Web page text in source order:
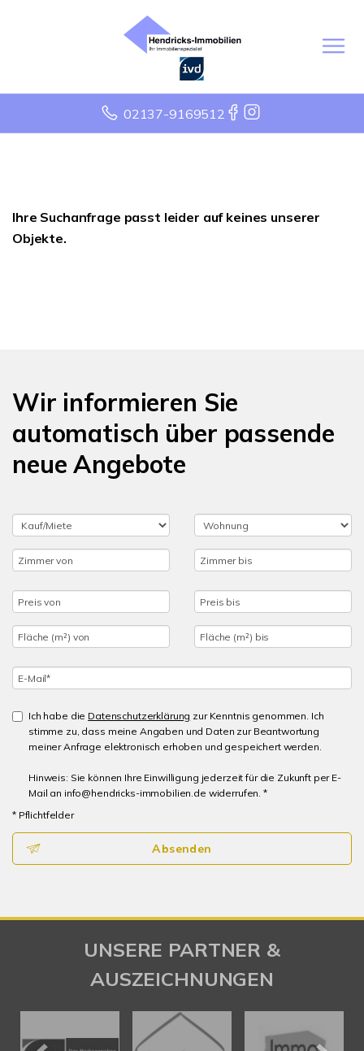
02137-9169512
Ihre Suchanfrage passt leider auf keines unserer
Objekte.
Wir informieren Sie
automatisch über passende
neue Angebote
Ich habe die Datenschutzerklärung zur Kenntnis genommen. Ich
stimme zu, dass meine Angaben und Daten zur Beantwortung
meiner Anfrage elektronisch erhoben und gespeichert werden.
Hinweis: Sie können Ihre Einwilligung jederzeit für die Zukunft per E-
Mail an info@hendricks-immobilien.de widerrufen. *
* Pflichtfelder
Absenden
UNSERE PARTNER &
AUSZEICHNUNGEN